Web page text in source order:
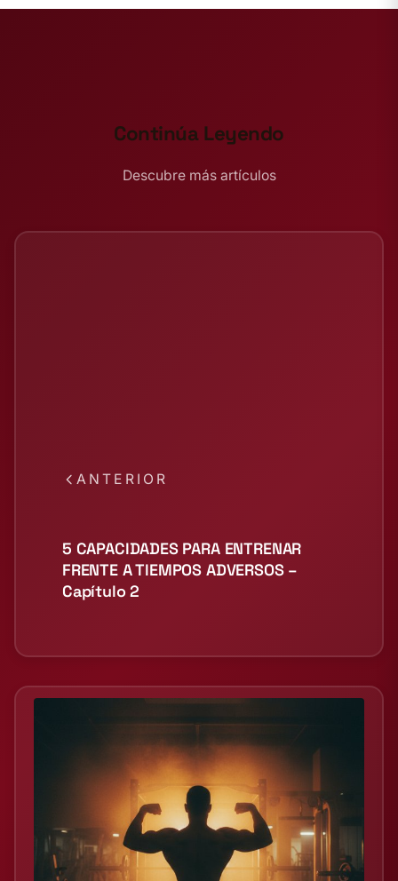
Continúa Leyendo
Descubre más artículos
ANTERIOR
5 CAPACIDADES PARA ENTRENAR
FRENTE A TIEMPOS ADVERSOS –
Capítulo 2